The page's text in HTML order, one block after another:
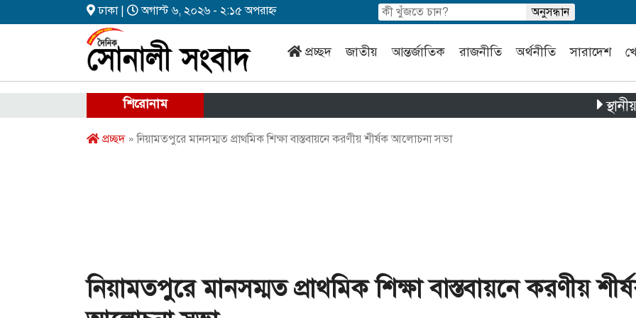
ঢাকা | অগাস্ট ৬, ২০২৬ - ২:১৫ অপরাহ্ন
প্রচ্ছদ জাতীয় আন্তর্জাতিক রাজনীতি অর্থনীতি সারাদেশ
শিরোনাম স্থানীয়
প্রচ্ছদ» নিয়ামতপুরে মানসম্মত প্রাথমিক শিক্ষা বাস্তবায়নে করণীয় শীর্ষক আলোচনা সভা
নিয়ামতপুরে মানসম্মত প্রাথমিক শিক্ষা বাস্তবায়নে করণীয়